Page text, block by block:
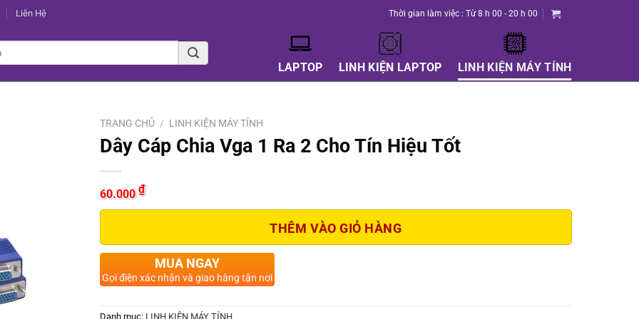
Liên Hệ Thời gian làm việc : Từ 8 h 00 - 20 h 00
LAPTOP LINH KIỆN LAPTOP LINH KIỆN MÁY TÍNH
TRANG CHỦ / LINH KIỆN MÁY TÍNH
Dây Cáp Chia Vga 1 Ra 2 Cho Tín Hiệu Tốt
60.000₫
THÊM VÀO GIỎ HÀNG
MUA NGAY
Gọi điện xác nhận và giao hàng tận nơi
Danh mục: LINH KIỆN MÁY TÍNH